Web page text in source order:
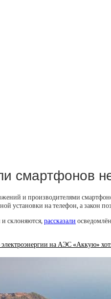
смартфонов
и производителями
установки на телефон, а закон
склоняются,рассказали
на АЭС «Аккую»